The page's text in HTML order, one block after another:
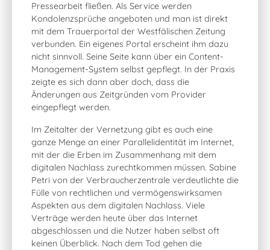
Pressearbeit fließen. Als Service werden
Kondolenzsprüche angeboten und man ist direkt
mit dem Trauerportal der Westfälischen Zeitung
verbunden. Ein eigenes Portal erscheint ihm dazu
nicht sinnvoll. Seine Seite kann über ein Content-
Management-System selbst gepflegt. In der Praxis
zeigte es sich dann aber doch, dass die
Änderungen aus Zeitgründen vom Provider
eingepflegt werden.
Im Zeitalter der Vernetzung gibt es auch eine
ganze Menge an einer Parallelidentität im Internet,
mit der die Erben im Zusammenhang mit dem
digitalen Nachlass zurechtkommen müssen. Sabine
Petri von der Verbraucherzentrale verdeutlichte die
Fülle von rechtlichen und vermögenswirksamen
Aspekten aus dem digitalen Nachlass. Viele
Verträge werden heute über das Internet
abgeschlossen und die Nutzer haben selbst oft
keinen Überblick. Nach dem Tod gehen die